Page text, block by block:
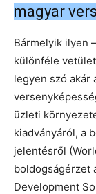
magyar
Bármelyik ilyen
különféle
legyen szó akár
üzleti
kiadványáról, a
jelentésről
boldogságérzet
Development